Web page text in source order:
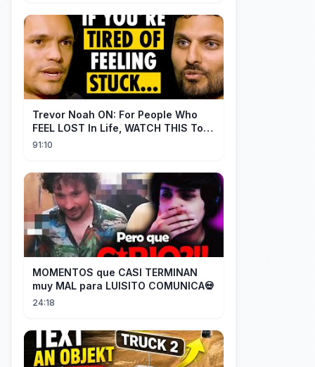
Trevor Noah ON: For People Who
FEEL LOST In Life, WATCH THIS To
91:10
MOMENTOS que CASI TERMINAN
muy MAL para LUISITO COMUNICA💀
24:18